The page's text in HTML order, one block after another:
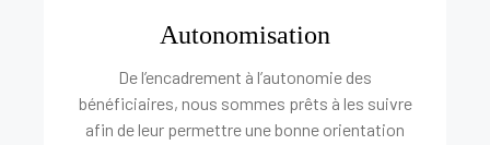
Autonomisation
De l’encadrement à l’autonomie des
bénéficiaires, nous sommes prêts à les suivre
afin de leur permettre une bonne orientation